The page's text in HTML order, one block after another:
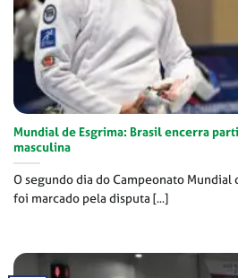
Mundial de Esgrima: Brasil encerra
masculina
O segundo dia do Campeonato Mundial
foi marcado pela disputa [...]